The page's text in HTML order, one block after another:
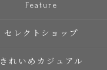
Feature
セレクトショップ
きれいめカジュアル